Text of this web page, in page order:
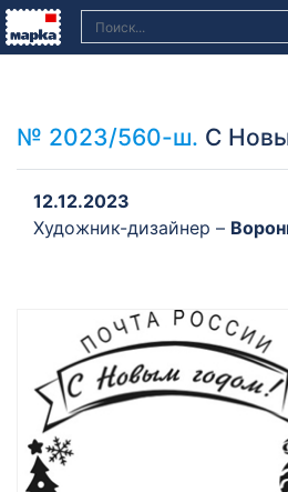
№ 2023/560-ш. С
12.12.2023
Художник-дизайнер –